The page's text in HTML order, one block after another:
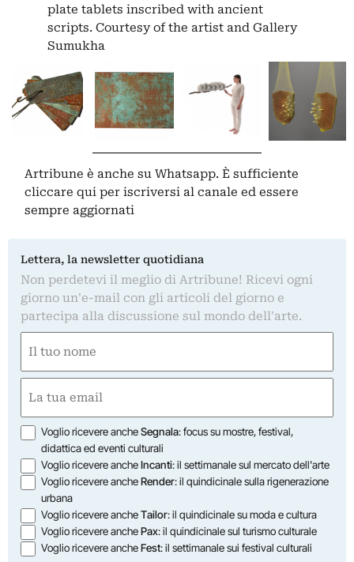
plate tablets inscribed with ancient
scripts. Courtesy of the artist and Gallery
Sumukha
Artribune è anche su Whatsapp. È sufficiente
cliccare qui per iscriversi al canale ed essere
sempre aggiornati
Lettera, la newsletter quotidiana
Non perdetevi il meglio di Artribune! Ricevi ogni
giorno un'e-mail con gli articoli del giorno e
partecipa alla discussione sul mondo dell'arte.
(Obbligatorio)
(Obbligatorio)
Opzioni
Voglio ricevere ancheSegnala: focus su mostre, festival,
didattica ed eventi culturali
Voglio ricevere ancheIncanti: il settimanale sul mercato dell'arte
Voglio ricevere ancheRender: il quindicinale sulla rigenerazione
urbana
Voglio ricevere ancheTailor: il quindicinale su moda e cultura
Voglio ricevere anchePax: il quindicinale sul turismo culturale
Voglio ricevere ancheFest: il settimanale sui festival culturali